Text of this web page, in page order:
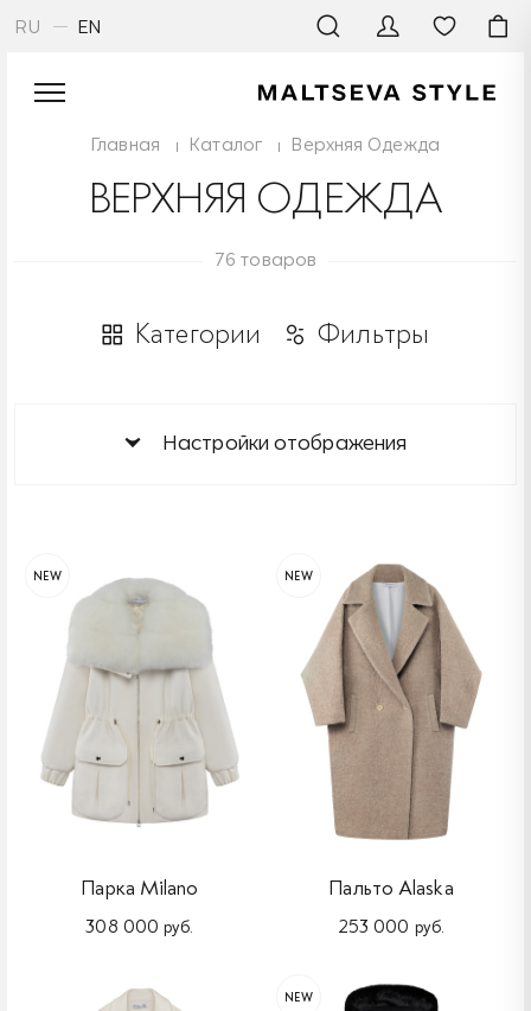
RU EN
Главная Каталог Верхняя Одежда
ВЕРХНЯЯ ОДЕЖДА
76 товаров
Категории Фильтры
Настройки отображения
Парка Milano
308 000 руб.
NEW
Пальто Alaska
253 000 руб.
NEW
NEW